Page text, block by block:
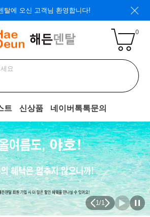
탈에 오신 고객님 환영합니다!
0
트 신상품 네이버톡톡문의
1/1